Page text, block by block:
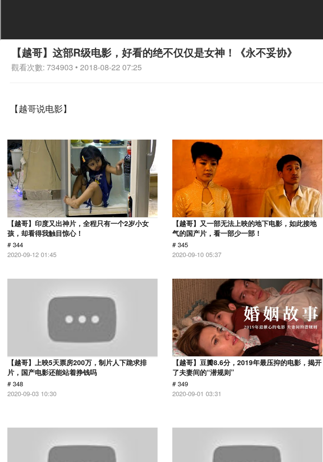
【越哥】这部R级电影，好看的绝不仅仅是女神！《永不妥协》
觀看次數: 734903 • 2018-08-22 07:25
【越哥说电影】
【越哥】印度又出神片，全程只有一个2岁小女
孩，却看得我触目惊心！
# 344
2020-09-12 01:45
【越哥】又一部无法上映的地下电影，如此接地
气的国产片，看一部少一部！
# 345
2020-09-10 05:37
【越哥】上映5天票房200万，制片人下跪求排
片，国产电影还能站着挣钱吗
# 348
2020-09-03 10:30
【越哥】豆瓣8.6分，2019年最压抑的电影，揭开
了夫妻间的“潜规则”
# 349
2020-09-01 03:31